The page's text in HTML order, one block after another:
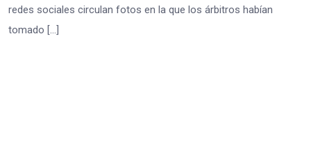
redes sociales circulan fotos en la que los árbitros habían
tomado […]